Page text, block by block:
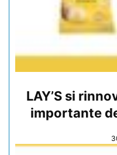
LAY’S si
importante